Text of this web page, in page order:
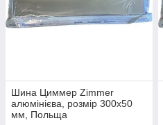
Шина Циммер Zimmer
алюмінієва, розмір 300х50
мм, Польща